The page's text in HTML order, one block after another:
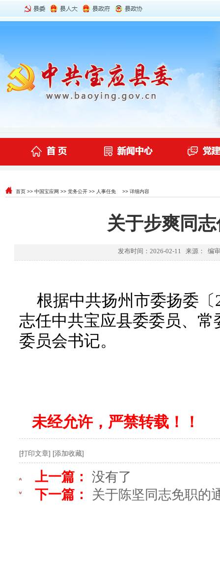
首页 >> 中国宝应网 >> 党务公开 >> 人事任免 >> 详细内容
关于步爽同
发布时间：2026-02-11 来源： 编
根据中共扬州市委扬委
志任中共宝应县委委员、
委员会书记。
未经允许，严禁转载！！
[打印文章] [添加收藏]
上一篇： 没有了
下一篇：
关于陈坚同志免职的